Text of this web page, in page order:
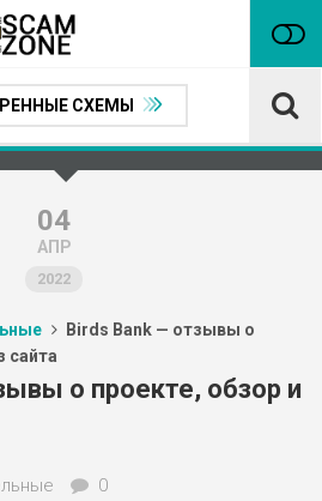
заработка
СХЕМЫ
04
АПР
2022
Birds Bank — отзывы о
сайта
о проекте, обзор и
0